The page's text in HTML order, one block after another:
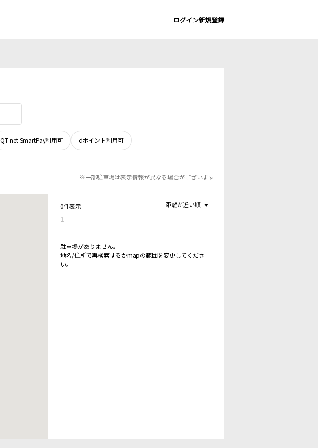
ログイン新規登録
QT-net SmartPay利用可 dポイント利用可
※一部駐車場は表示情報が異なる場合がございます
0件表示
1
距離が近い順
駐車場がありません。
地名/住所で再検索するかmapの範囲を変更してくださ
い。